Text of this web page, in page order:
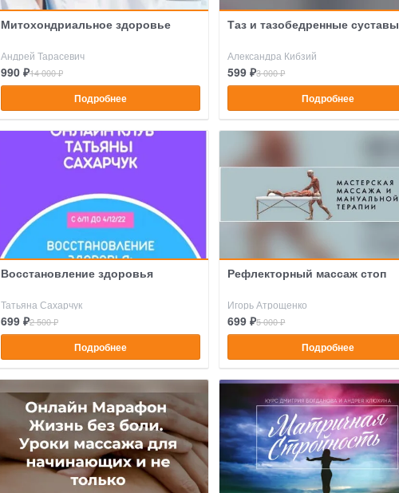
Митохондриальное здоровье
Андрей Тарасевич
990 ₽14 000 ₽
Подробнее
Таз и тазобедренные суставы
Александра Кибзий
599 ₽3 000 ₽
Подробнее
Восстановление здоровья
Татьяна Сахарчук
699 ₽2 500 ₽
Подробнее
Рефлекторный массаж стоп
Игорь Атрощенко
699 ₽5 000 ₽
Подробнее